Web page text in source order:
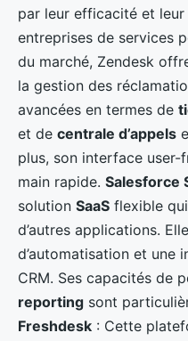
par leur efficacité et
entreprises de services
du marché, Zendesk
la gestion des
avancées en termes de
et de centrale d’appels
plus, son interface
main rapide. Salesforce
solution SaaS flexible
d’autres applications.
d’automatisation et une
CRM. Ses capacités de
reporting sont
Freshdesk : Cette